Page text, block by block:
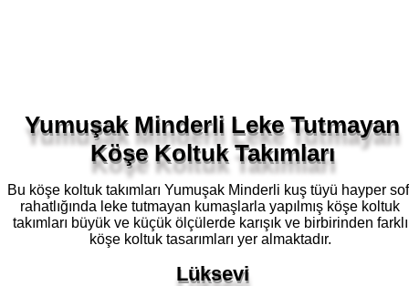
Yumuşak Minderli Leke Tutmayan
Köşe Koltuk Takımları
Bu köşe koltuk takımları Yumuşak Minderli kuş tüyü hayper
rahatlığında leke tutmayan kumaşlarla yapılmış köşe koltuk
takımları büyük ve küçük ölçülerde karışık ve birbirinden farklı
köşe koltuk tasarımları yer almaktadır.
Lüksevi